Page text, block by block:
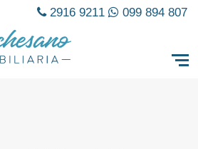
2916 9211 099 894 807